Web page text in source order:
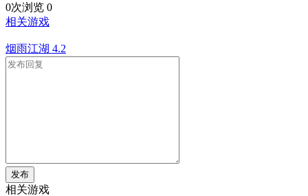
0次浏览 0
相关游戏
烟雨江湖 4.2
发布
相关游戏